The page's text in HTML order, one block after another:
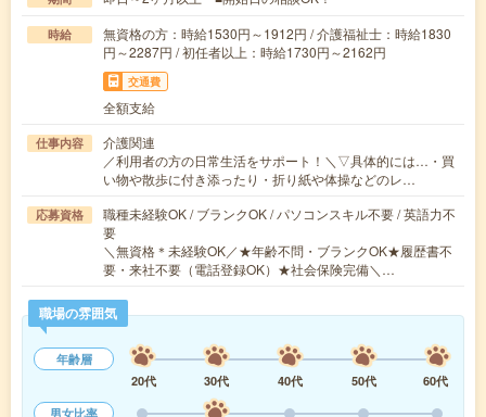
時給
無資格の方：時給1530円～1912円 / 介護福祉士：時給1830
円～2287円 / 初任者以上：時給1730円～2162円
交通費
全額支給
仕事内容
介護関連
／利用者の方の日常生活をサポート！＼▽具体的には…・買
い物や散歩に付き添ったり・折り紙や体操などのレ…
応募資格
職種未経験OK / ブランクOK / パソコンスキル不要 / 英語力不
要
＼無資格＊未経験OK／★年齢不問・ブランクOK★履歴書不
要・来社不要（電話登録OK）★社会保険完備＼…
職場の雰囲気
年齢層
20代
30代 40代 50代
60代
男女比率